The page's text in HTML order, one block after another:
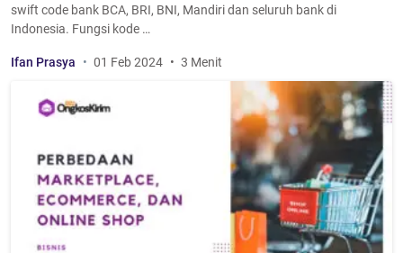
swift code bank BCA, BRI, BNI, Mandiri dan seluruh bank di
Indonesia. Fungsi kode …
Ifan Prasya 01 Feb 2024 3 Menit